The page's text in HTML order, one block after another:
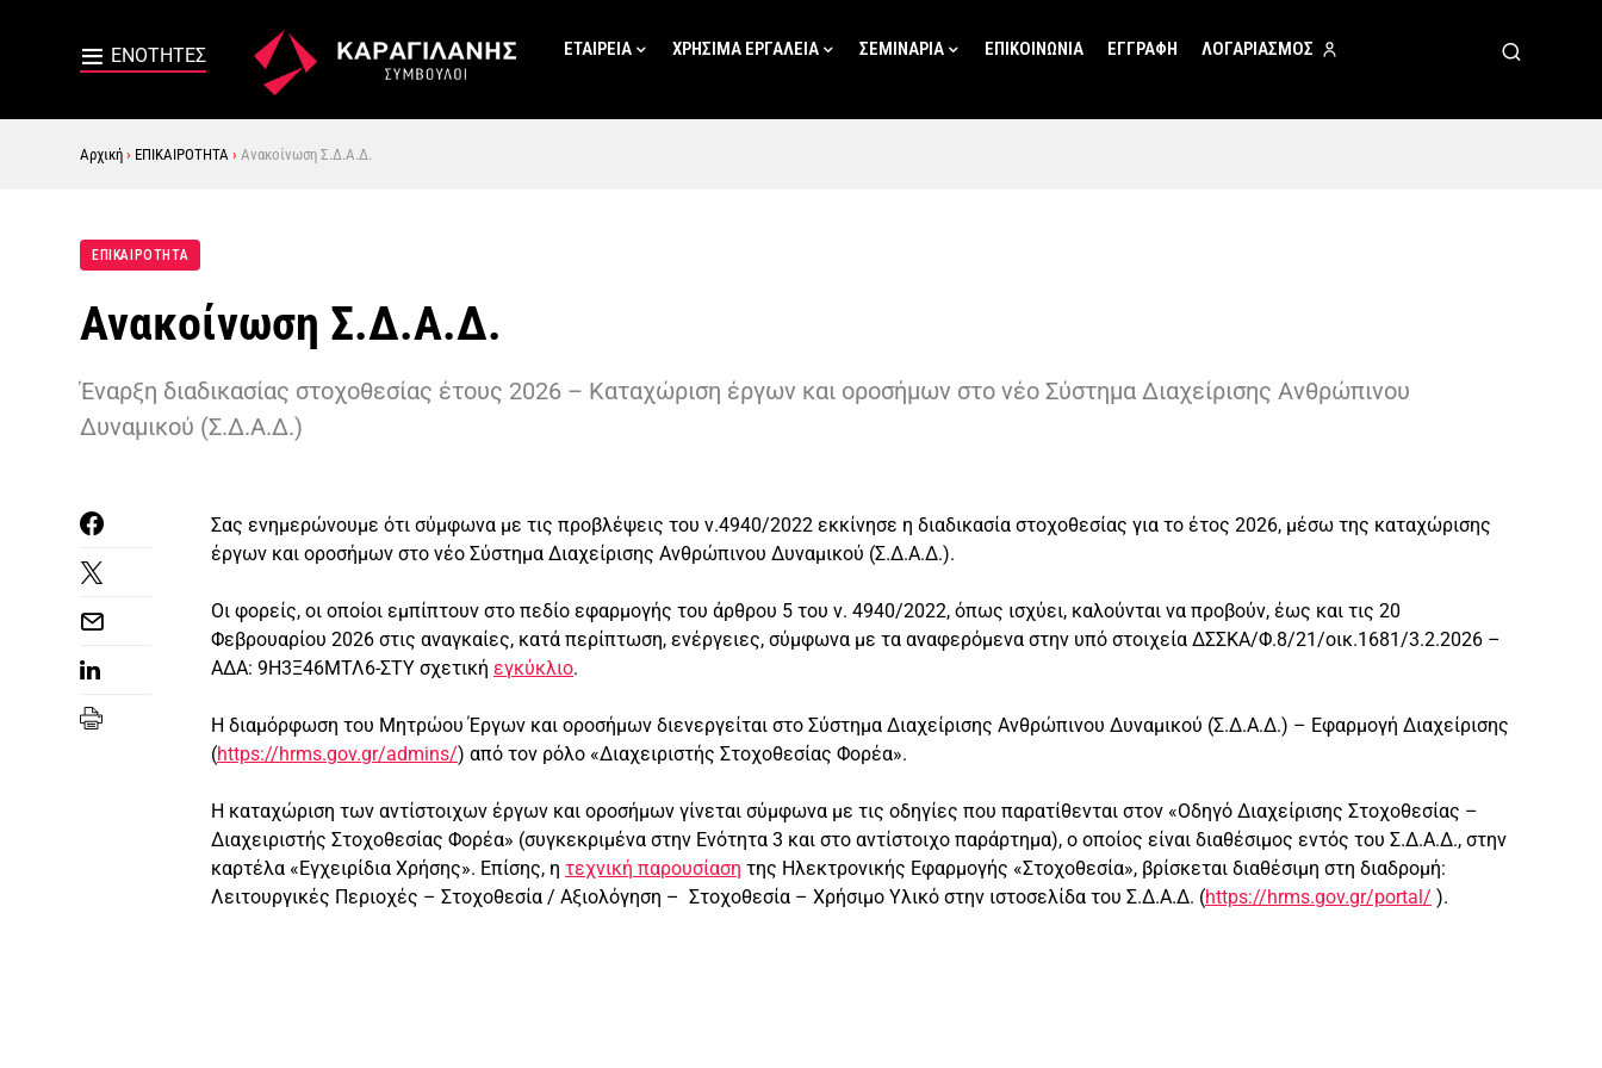
ΕΤΑΙΡΕΙΑ ΧΡΗΣΙΜΑ ΕΡΓΑΛΕΙΑ ΣΕΜΙΝΑΡΙΑ ΕΠΙΚΟΙΝΩΝΙΑ ΕΓΓΡΑΦΗ ΛΟΓΑΡΙΑΣΜΟΣ
Αρχική › ΕΠΙΚΑΙΡΟΤΗΤΑ › Ανακοίνωση Σ.Δ.Α.Δ.
ΕΠΙΚΑΙΡΟΤΗΤΑ
Ανακοίνωση Σ.Δ.Α.Δ.
Έναρξη διαδικασίας στοχοθεσίας έτους 2026 – Καταχώριση έργων και οροσήμων στο νέο Σύστημα Διαχείρισης Ανθρώπινου
Δυναμικού (Σ.Δ.Α.Δ.)
Σας ενημερώνουμε ότι σύμφωνα με τις προβλέψεις του ν.4940/2022 εκκίνησε η διαδικασία στοχοθεσίας για το έτος 2026, μέσω της καταχώρισης
έργων και οροσήμων στο νέο Σύστημα Διαχείρισης Ανθρώπινου Δυναμικού (Σ.Δ.Α.Δ.).
Οι φορείς, οι οποίοι εμπίπτουν στο πεδίο εφαρμογής του άρθρου 5 του ν. 4940/2022, όπως ισχύει, καλούνται να προβούν, έως και τις 20
Φεβρουαρίου 2026 στις αναγκαίες, κατά περίπτωση, ενέργειες, σύμφωνα με τα αναφερόμενα στην υπό στοιχεία ΔΣΣΚΑ/Φ.8/21/οικ.1681/3.2.2026 –
ΑΔΑ: 9Η3Ξ46ΜΤΛ6-ΣΤΥ σχετική εγκύκλιο.
Η διαμόρφωση του Μητρώου Έργων και οροσήμων διενεργείται στο Σύστημα Διαχείρισης Ανθρώπινου Δυναμικού (Σ.Δ.Α.Δ.) – Εφαρμογή Διαχείρισης
(https://hrms.gov.gr/admins/) από τον ρόλο «Διαχειριστής Στοχοθεσίας Φορέα».
Η καταχώριση των αντίστοιχων έργων και οροσήμων γίνεται σύμφωνα με τις οδηγίες που παρατίθενται στον «Οδηγό Διαχείρισης Στοχοθεσίας –
Διαχειριστής Στοχοθεσίας Φορέα» (συγκεκριμένα στην Ενότητα 3 και στο αντίστοιχο παράρτημα), ο οποίος είναι διαθέσιμος εντός του Σ.Δ.Α.Δ., στην
καρτέλα «Εγχειρίδια Χρήσης». Επίσης, η τεχνική παρουσίαση της Ηλεκτρονικής Εφαρμογής «Στοχοθεσία», βρίσκεται διαθέσιμη στη διαδρομή:
Λειτουργικές Περιοχές – Στοχοθεσία / Αξιολόγηση – Στοχοθεσία – Χρήσιμο Υλικό στην ιστοσελίδα του Σ.Δ.Α.Δ. (https://hrms.gov.gr/portal/ ).